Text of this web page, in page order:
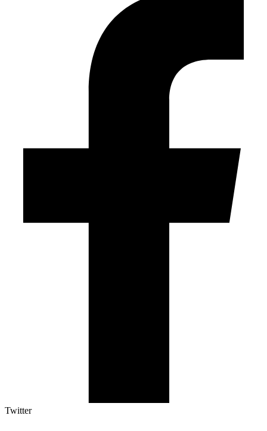
Twitter